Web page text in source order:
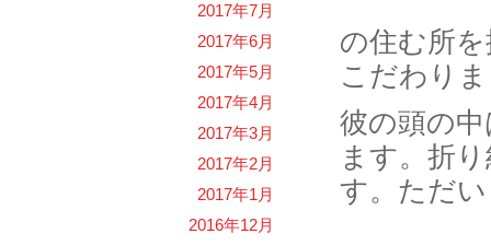
2017年7月
2017年6月
2017年5月
2017年4月
2017年3月
2017年2月
2017年1月
2016年12月
の住む所
こだわり
彼の頭の
ます。折
す。ただ